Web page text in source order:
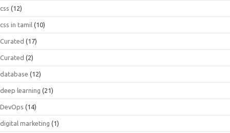
css (12)
css in tamil (10)
Curated (17)
Curated (2)
database (12)
deep learning (21)
DevOps (14)
digital marketing (1)